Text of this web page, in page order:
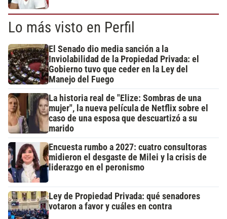
Lo más visto en Perfil
El Senado dio media sanción a la
Inviolabilidad de la Propiedad Privada: el
Gobierno tuvo que ceder en la Ley del
Manejo del Fuego
La historia real de "Elize: Sombras de una
mujer", la nueva película de Netflix sobre el
caso de una esposa que descuartizó a su
marido
Encuesta rumbo a 2027: cuatro consultoras
midieron el desgaste de Milei y la crisis de
liderazgo en el peronismo
Ley de Propiedad Privada: qué senadores
votaron a favor y cuáles en contra